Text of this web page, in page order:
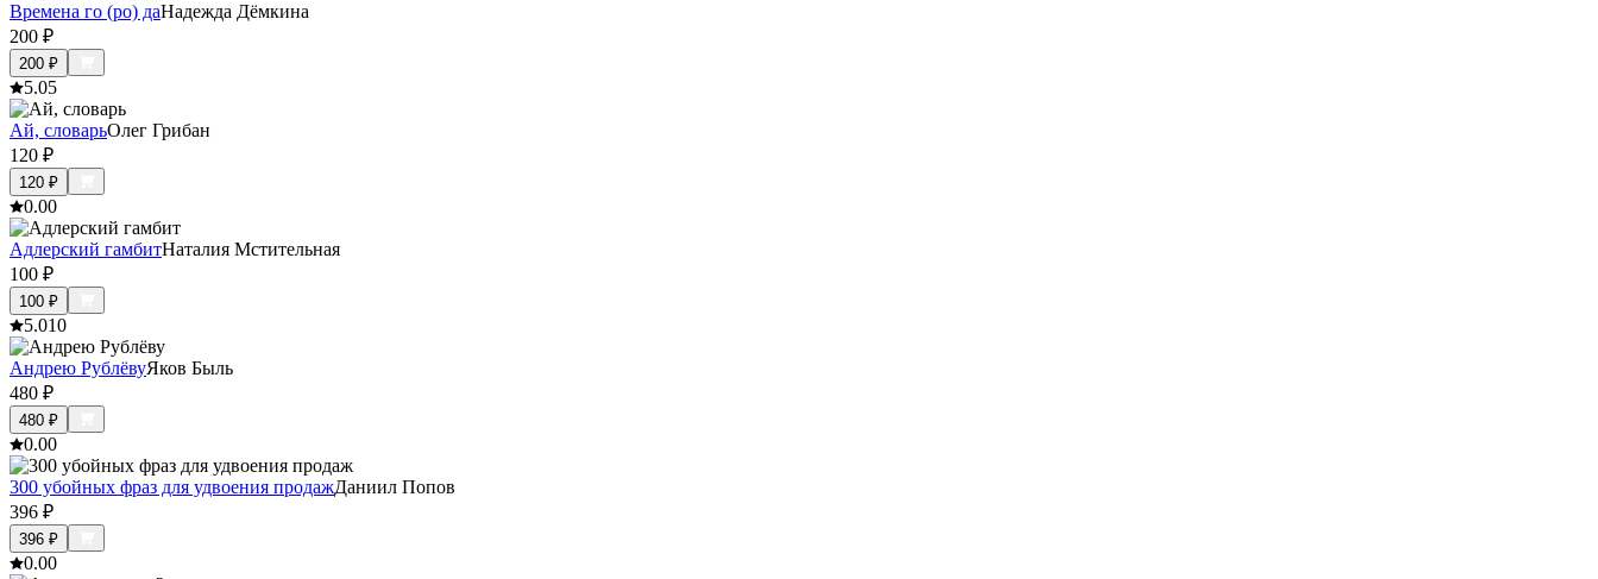
Времена го (ро) даНадежда Дёмкина
200 ₽
200 ₽
5.05
Ай, словарьОлег Грибан
120 ₽
120 ₽
0.00
Адлерский гамбитНаталия Мстительная
100 ₽
100 ₽
5.010
Андрею РублёвуЯков Быль
480 ₽
480 ₽
0.00
300 убойных фраз для удвоения продажДаниил Попов
396 ₽
396 ₽
0.00